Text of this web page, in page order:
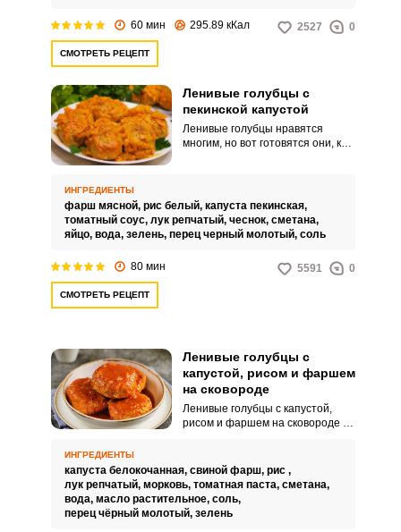
60 мин 295.89 кКал 2527 0
СМОТРЕТЬ РЕЦЕПТ
Ленивые голубцы с
пекинской капустой
Ленивые голубцы нравятся
многим, но вот готовятся они, к
капусты добавить в голубцы
капусту пекинскую, дело пойдет
скорее, да и вкус у голубцов с
пекинской капустой получается
ИНГРЕДИЕНТЫ
фарш мясной, рис белый, капуста пекинская,
томатный соус, лук репчатый, чеснок, сметана,
яйцо, вода, зелень, перец черный молотый, соль
80 мин 5591 0
СМОТРЕТЬ РЕЦЕПТ
Ленивые голубцы с
капустой, рисом и фаршем
на сковороде
Ленивые голубцы с капустой,
рисом и фаршем на сковороде –
того чтобы заворачивать фарш с
рисом в капустные листья все
ингредиенты смешиваются и
формируются котлеты.
ИНГРЕДИЕНТЫ
капуста белокочанная, свиной фарш, рис ,
лук репчатый, морковь, томатная паста, сметана,
вода, масло растительное, соль,
перец чёрный молотый, зелень